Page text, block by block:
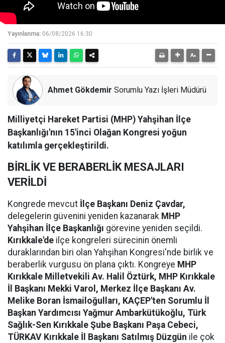
Yayınlanma: 06/08/2026 16:30
Ahmet Gökdemir Sorumlu Yazı İşleri Müdürü
Milliyetçi Hareket Partisi (MHP) Yahşihan İlçe
Başkanlığı'nın 15'inci Olağan Kongresi yoğun
katılımla gerçekleştirildi.
BİRLİK VE BERABERLİK MESAJLARI
VERİLDİ
Kongrede mevcut İlçe Başkanı Deniz Çavdar,
delegelerin güvenini yeniden kazanarak MHP
Yahşihan İlçe Başkanlığı görevine yeniden seçildi.
Kırıkkale'de ilçe kongreleri sürecinin önemli
duraklarından biri olan Yahşihan Kongresi'nde birlik ve
beraberlik vurgusu ön plana çıktı. Kongreye MHP
Kırıkkale Milletvekili Av. Halil Öztürk, MHP Kırıkkale
İl Başkanı Mekki Varol, Merkez İlçe Başkanı Av.
Melike Boran İsmailoğulları, KAÇEP'ten Sorumlu İl
Başkan Yardımcısı Yağmur Ambarkütükoğlu, Türk
Sağlık-Sen Kırıkkale Şube Başkanı Paşa Cebeci,
TÜRKAV Kırıkkale İl Başkanı Satılmış Düzgün ile çok